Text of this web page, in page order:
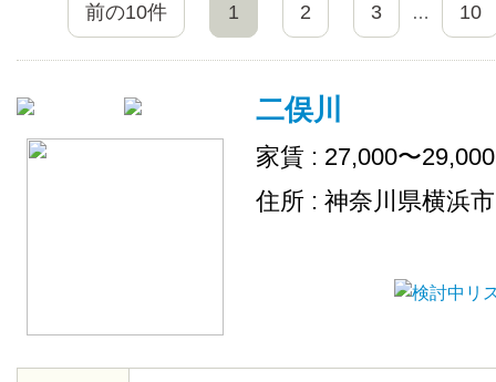
前の10件 1 2 3 … 10
二俣川
家賃 : 27,000〜
住所 : 神奈川県横浜